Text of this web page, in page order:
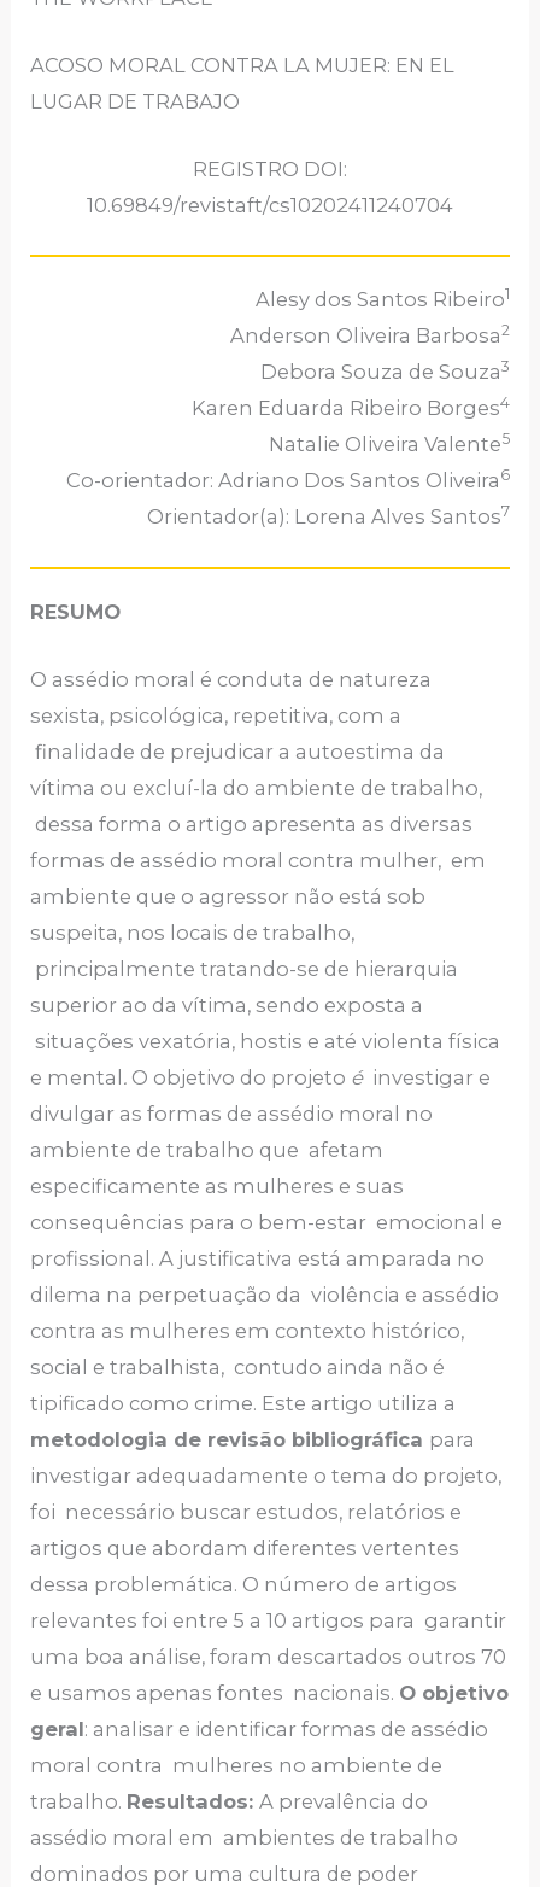
ACOSO MORAL CONTRA LA MUJER: EN EL
LUGAR DE TRABAJO
REGISTRO DOI:
10.69849/revistaft/cs10202411240704
Alesy dos Santos Ribeiro1
Anderson Oliveira Barbosa2
Debora Souza de Souza3
Karen Eduarda Ribeiro Borges4
Natalie Oliveira Valente5
Co-orientador: Adriano Dos Santos Oliveira 6
Orientador(a): Lorena Alves Santos7
RESUMO
O assédio moral é conduta de natureza
sexista, psicológica, repetitiva, com a
finalidade de prejudicar a autoestima da
vítima ou excluí-la do ambiente de trabalho,
dessa forma o artigo apresenta as diversas
formas de assédio moral contra mulher, em
ambiente que o agressor não está sob
suspeita, nos locais de trabalho,
principalmente tratando-se de hierarquia
superior ao da vítima, sendo exposta a
situações vexatória, hostis e até violenta física
e mental. O objetivo do projeto é investigar e
divulgar as formas de assédio moral no
ambiente de trabalho que afetam
especificamente as mulheres e suas
consequências para o bem-estar emocional e
profissional. A justificativa está amparada no
dilema na perpetuação da violência e assédio
contra as mulheres em contexto histórico,
social e trabalhista, contudo ainda não é
tipificado como crime. Este artigo utiliza a
metodologia de revisão bibliográfica para
investigar adequadamente o tema do projeto,
foi necessário buscar estudos, relatórios e
artigos que abordam diferentes vertentes
dessa problemática. O número de artigos
relevantes foi entre 5 a 10 artigos para garantir
uma boa análise, foram descartados outros 70
e usamos apenas fontes nacionais. O objetivo
geral: analisar e identificar formas de assédio
moral contra mulheres no ambiente de
trabalho. Resultados:A prevalência do
assédio moral em ambientes de trabalho
dominados por uma cultura de poder